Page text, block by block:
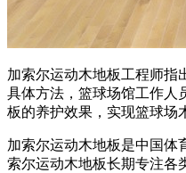
加索尔运动木地板工程师指
具体方法，篮球场馆工作人
板的养护效果，实现篮球场
加索尔运动木地板是中国体
索尔运动木地板长期专注各